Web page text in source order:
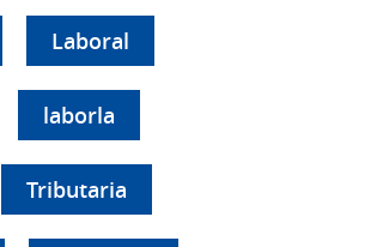
Laboral
laborla
Tributaria